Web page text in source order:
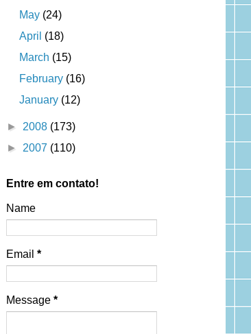
May (24)
April (18)
March (15)
February (16)
January (12)
► 2008 (173)
► 2007 (110)
Entre em contato!
Name
Email *
Message *